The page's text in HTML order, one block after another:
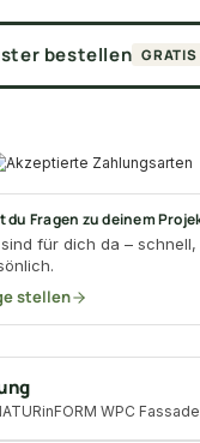
WPC
bestellen GRATIS
du Fragen zu deinem
für dich da –
stellen